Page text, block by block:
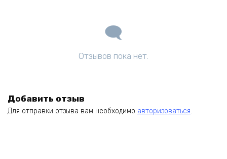
Отзывов пока нет.
Добавить отзыв
Для отправки отзыва вам необходимо авторизоваться.